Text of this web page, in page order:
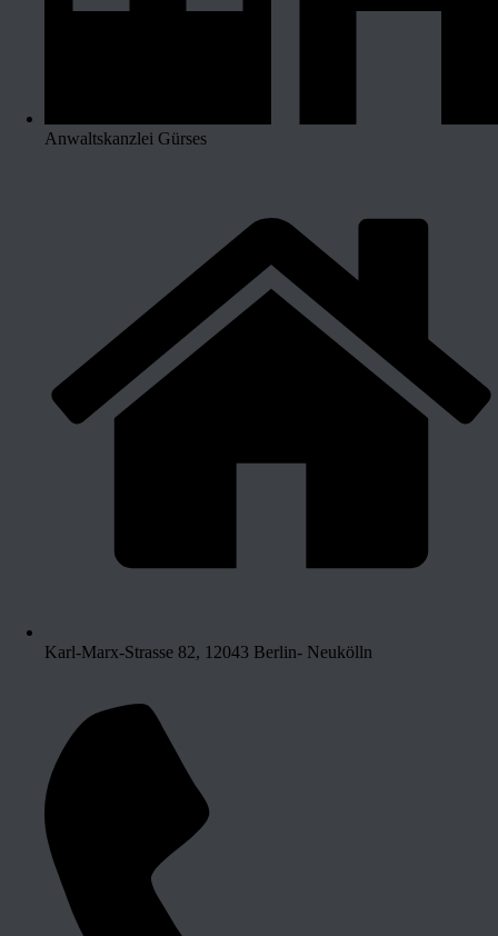
Anwaltskanzlei Gürses
Karl-Marx-Strasse 82, 12043 Berlin- Neukölln